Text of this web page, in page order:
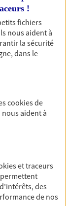
Nous
pour
mais aussi
de
une
!
fichiers
nous aident à
la sécurité
dans le
cookiesde
nous aident à
et traceurs
des
de nos